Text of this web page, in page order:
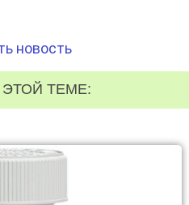
новость
ТЕМЕ: